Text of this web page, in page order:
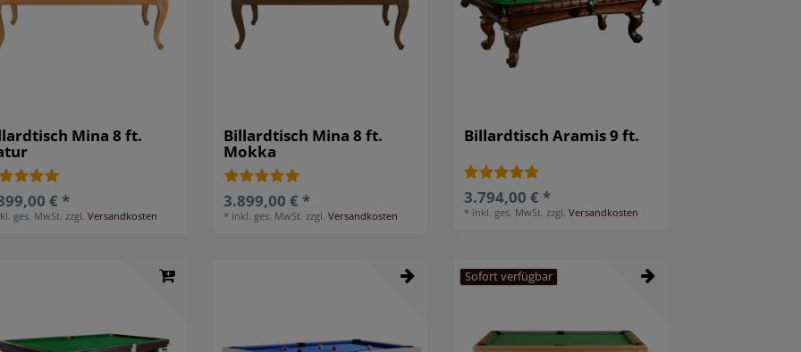
Mina 8 ft.
€ *
ges. MwSt. zzgl.Versandkosten
Billardtisch Mina 8 ft.
Mokka
3.899,00 € *
* inkl. ges. MwSt. zzgl.Versandkosten
Billardtisch Aramis 9 ft.
3.794,00 € *
* inkl. ges. MwSt. zzgl. Versandkosten
Sofort verfügbar